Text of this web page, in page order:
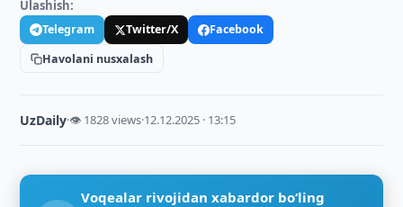
Ulashish:
Telegram Twitter/X
Facebook
Havolani nusxalash
UzDaily·👁 1828 views·12.12.2025 · 13:15
Voqealar rivojidan xabardor bo‘ling